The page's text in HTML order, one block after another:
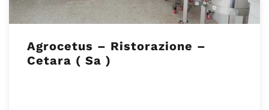
Agrocetus – Ristorazione –
Cetara ( Sa )